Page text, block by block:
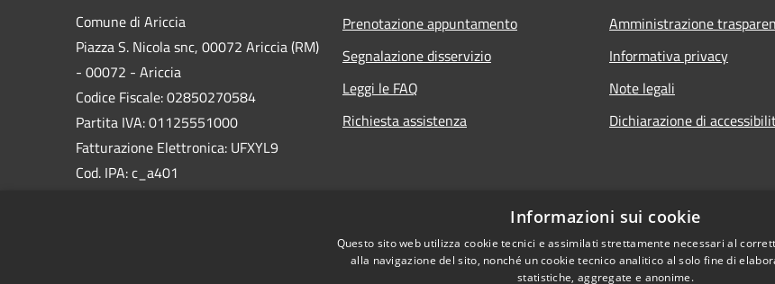
Comune di Ariccia
Piazza S. Nicola snc, 00072 Ariccia (RM)
- 00072 - Ariccia
Codice Fiscale: 02850270584
Partita IVA: 01125551000
Fatturazione Elettronica: UFXYL9
Cod. IPA: c_a401
Prenotazione appuntamento
Segnalazione disservizio
Leggi le FAQ
Richiesta assistenza
Amministrazione
Informativa privacy
Note legali
Dichiarazione di
Informazioni sui cookie
Questo sito web utilizza cookie tecnici e assimilati strettamente necessari al
alla navigazione del sito, nonché un cookie tecnico analitico al solo fine di
statistiche, aggregate e anonime.